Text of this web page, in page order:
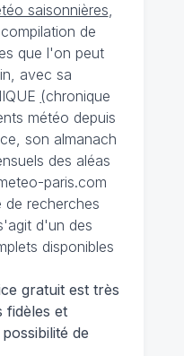
saisonnières,
de
que l'on peut
avec sa
(chronique
météo depuis
son almanach
des aléas
paris.com
de recherches
d'un des
disponibles
gratuit est très
fidèles et
de